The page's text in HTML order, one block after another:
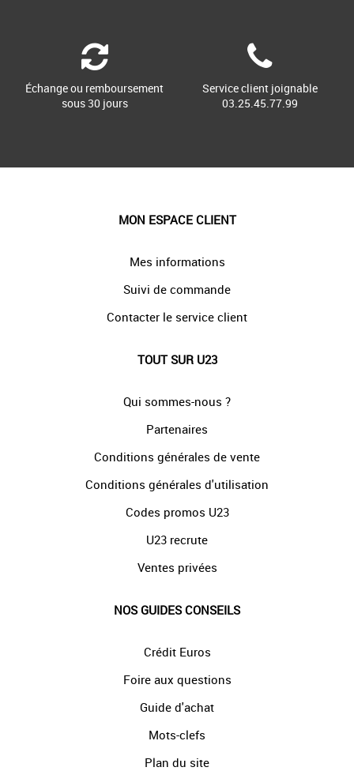
Échange ou remboursement
sous 30 jours
Service client joignable
03.25.45.77.99
MON ESPACE CLIENT
Mes informations
Suivi de commande
Contacter le service client
TOUT SUR U23
Qui sommes-nous ?
Partenaires
Conditions générales de vente
Conditions générales d'utilisation
Codes promos U23
U23 recrute
Ventes privées
NOS GUIDES CONSEILS
Crédit Euros
Foire aux questions
Guide d'achat
Mots-clefs
Plan du site